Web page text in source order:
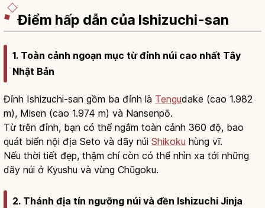
Điểm hấp dẫn của Ishizuchi-san
1. Toàn cảnh ngoạn mục từ đỉnh núi cao nhất Tây
Nhật Bản
Đỉnh Ishizuchi-san gồm ba đỉnh là Tengudake (cao 1.982
m), Misen (cao 1.974 m) và Nansenpō.
Từ trên đỉnh, bạn có thể ngắm toàn cảnh 360 độ, bao
quát biển nội địa Seto và dãy núi Shikoku hùng vĩ.
Nếu thời tiết đẹp, thậm chí còn có thể nhìn xa tới những
dãy núi ở Kyushu và vùng Chūgoku.
2. Thánh địa tín ngưỡng núi và đền Ishizuchi Jinja